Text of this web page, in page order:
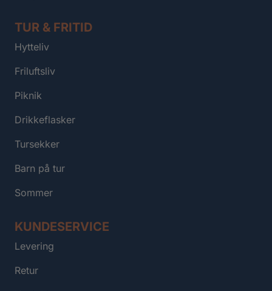
TUR & FRITID
Hytteliv
Friluftsliv
Piknik
Drikkeflasker
Tursekker
Barn på tur
Sommer
KUNDESERVICE
Levering
Retur